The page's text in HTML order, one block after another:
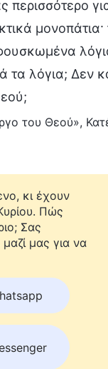
περισσότερο
τα λόγια; Δεν
του Θεού»,
κι έχουν
Πώς
Σας
μας για να